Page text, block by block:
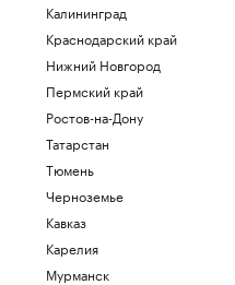
Калининград
Краснодарский край
Нижний Новгород
Пермский край
Ростов-на-Дону
Татарстан
Тюмень
Черноземье
Кавказ
Карелия
Мурманск